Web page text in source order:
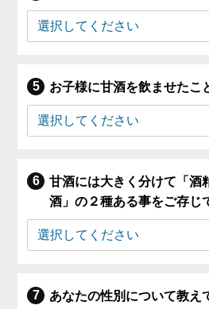
お子様に甘酒を飲ませたこ
甘酒には大きく分けて「酒
酒」の２種ある事をご存じ
あなたの性別について教え